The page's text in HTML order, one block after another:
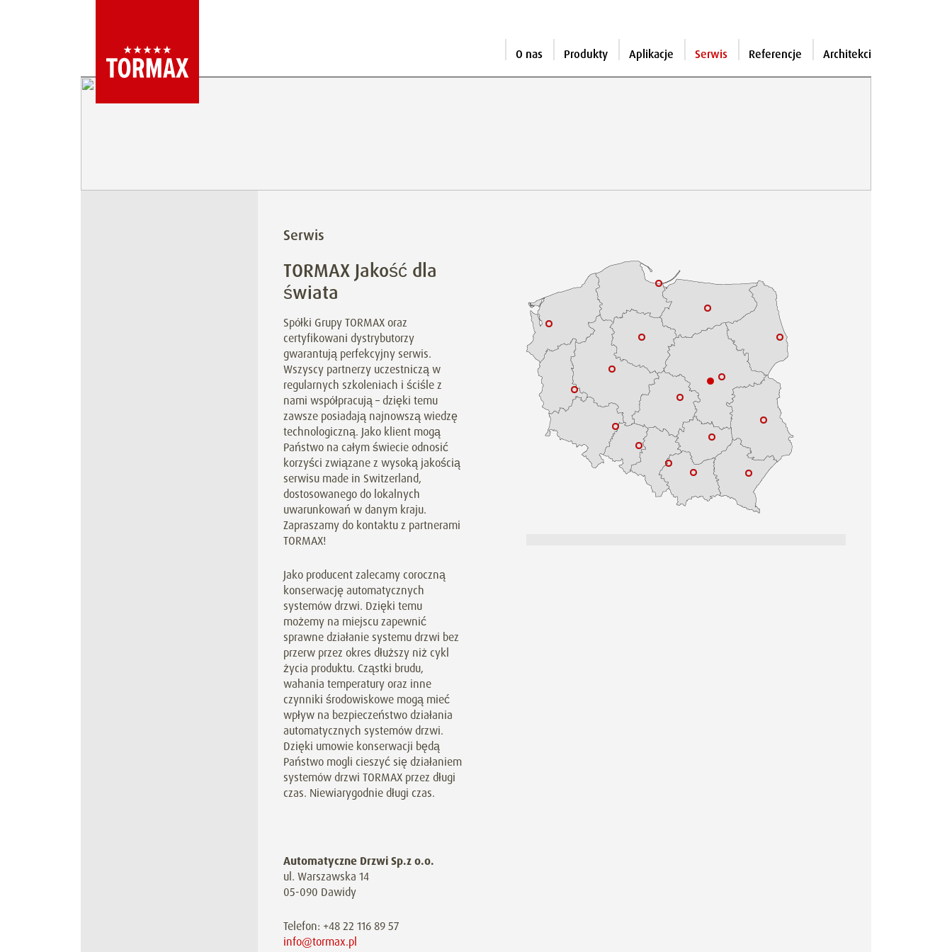
O nas Produkty Aplikacje Serwis Referencje Architekci
Serwis
TORMAX Jakość dla
świata
Spółki Grupy TORMAX oraz
certyfikowani dystrybutorzy
gwarantują perfekcyjny serwis.
Wszyscy partnerzy uczestniczą w
regularnych szkoleniach i ściśle z
nami współpracują – dzięki temu
zawsze posiadają najnowszą wiedzę
technologiczną. Jako klient mogą
Państwo na całym świecie odnosić
korzyści związane z wysoką jakością
serwisu made in Switzerland,
dostosowanego do lokalnych
uwarunkowań w danym kraju.
Zapraszamy do kontaktu z partnerami
TORMAX!
Jako producent zalecamy coroczną
konserwację automatycznych
systemów drzwi. Dzięki temu
możemy na miejscu zapewnić
sprawne działanie systemu drzwi bez
przerw przez okres dłuższy niż cykl
życia produktu. Cząstki brudu,
wahania temperatury oraz inne
czynniki środowiskowe mogą mieć
wpływ na bezpieczeństwo działania
automatycznych systemów drzwi.
Dzięki umowie konserwacji będą
Państwo mogli cieszyć się działaniem
systemów drzwi TORMAX przez długi
czas. Niewiarygodnie długi czas.
Automatyczne Drzwi Sp.z o.o.
ul. Warszawska 14
05-090 Dawidy
Telefon: +48 22 116 89 57
info@tormax.pl